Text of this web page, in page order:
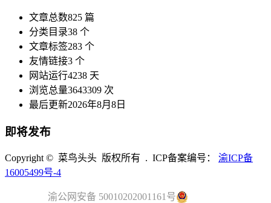
文章总数825 篇
分类目录38 个
文章标签283 个
友情链接3 个
网站运行4238 天
浏览总量3643309 次
最后更新2026年8月8日
即将发布
Copyright © 菜鸟头头 版权所有 . ICP备案编号： 渝ICP备
16005499号-4
渝公网安备 50010202001161号